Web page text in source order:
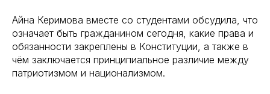
Айна Керимова вместе со студентами обсудила, что
означает быть гражданином сегодня, какие права и
обязанности закреплены в Конституции, а также в
чём заключается принципиальное различие между
патриотизмом и национализмом.